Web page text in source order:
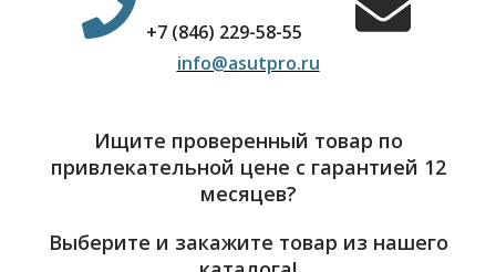
+7 (846) 229-58-55
info@asutpro.ru
Ищите проверенный товар по
привлекательной цене с гарантией 12
месяцев?
Выберите и закажите товар из нашего